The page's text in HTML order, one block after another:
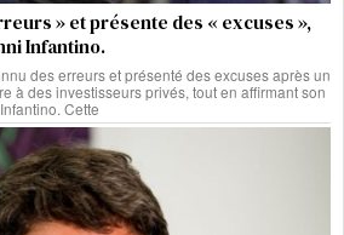
» et présente des « excuses »,
Infantino.
des erreurs et présenté des excuses après un
à des investisseurs privés, tout en affirmant son
Cette